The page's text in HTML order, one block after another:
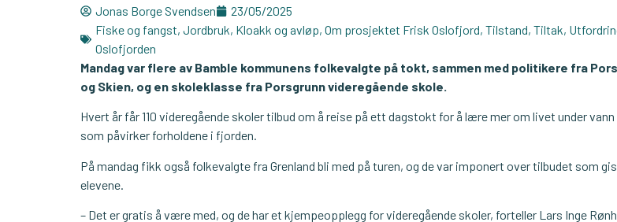
Jonas Borge Svendsen
23/05/2025
Fiske og fangst, Jordbruk, Kloakk og avløp, Om prosjektet Frisk Oslofjord, Tilstand, Tiltak,
Oslofjorden
Mandag var flere av Bamble kommunens folkevalgte på tokt, sammen med politikere fra
og Skien, og en skoleklasse fra Porsgrunn videregående skole.
Hvert år får 110 videregående skoler tilbud om å reise på ett dagstokt for å lære mer om livet under vann
som påvirker forholdene i fjorden.
På mandag fikk også folkevalgte fra Grenland bli med på turen, og de var imponert over tilbudet som
elevene.
– Det er gratis å være med, og de har et kjempeopplegg for videregående skoler, forteller Lars Inge